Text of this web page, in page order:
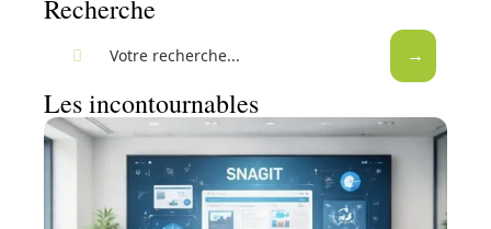
Recherche
Les incontournables